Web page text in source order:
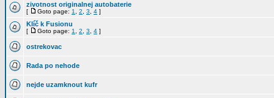
zivotnost originalnej autobaterie
[ Goto page: 1 2 3 4 ]
Klíč k Fusionu
[ Goto page: 1 2 3 4 ]
ostrekovac
Rada po nehode
nejde uzamknout kufr